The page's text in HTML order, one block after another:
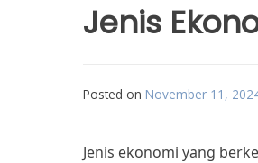
Jenis
Posted on November 11,
Jenis ekonomi yang